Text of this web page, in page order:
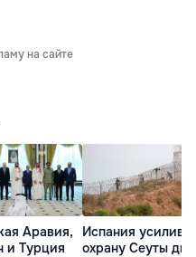
на сайте
Аравия,
и Турция
Испания
охрану Сеуты